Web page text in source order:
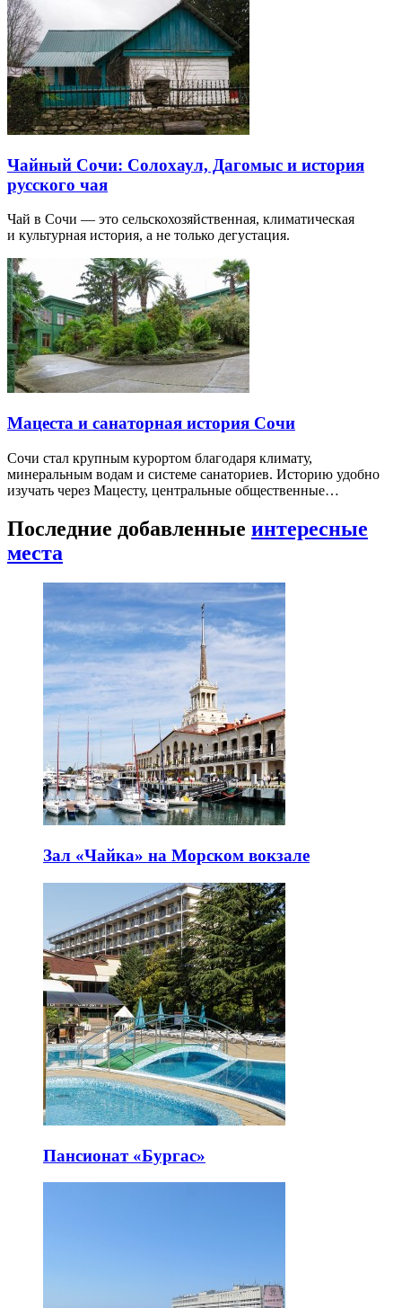
Чайный Сочи: Солохаул, Дагомыс и история
русского чая
Чай в Сочи — это сельскохозяйственная, климатическая
и культурная история, а не только дегустация.
Мацеста и санаторная история Сочи
Сочи стал крупным курортом благодаря климату,
минеральным водам и системе санаториев. Историю удобно
изучать через Мацесту, центральные общественные…
Последние добавленные интересные
места
Зал «Чайка» на Морском вокзале
Пансионат «Бургас»